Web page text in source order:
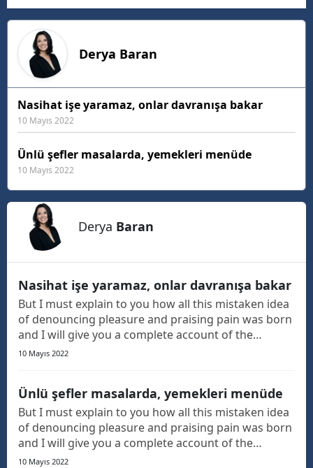
Derya Baran
Nasihat işe yaramaz, onlar davranışa bakar
10 Mayıs 2022
Ünlü şefler masalarda, yemekleri menüde
10 Mayıs 2022
Derya Baran
Nasihat işe yaramaz, onlar davranışa bakar
But I must explain to you how all this mistaken idea
of denouncing pleasure and praising pain was born
and I will give you a complete account of the
system, and expound the actual teachings of the
10 Mayıs 2022
Ünlü şefler masalarda, yemekleri menüde
But I must explain to you how all this mistaken idea
of denouncing pleasure and praising pain was born
and I will give you a complete account of the
system, and expound the actual teachings of the
10 Mayıs 2022